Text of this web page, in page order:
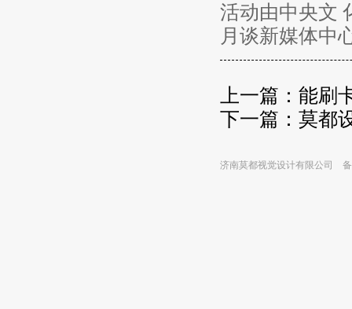
活动由中央文
月谈新媒体中
上一篇： 能刷
下一篇： 莫都
济南莫都视觉设计有限公司